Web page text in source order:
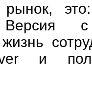
рынок,
Версия
и